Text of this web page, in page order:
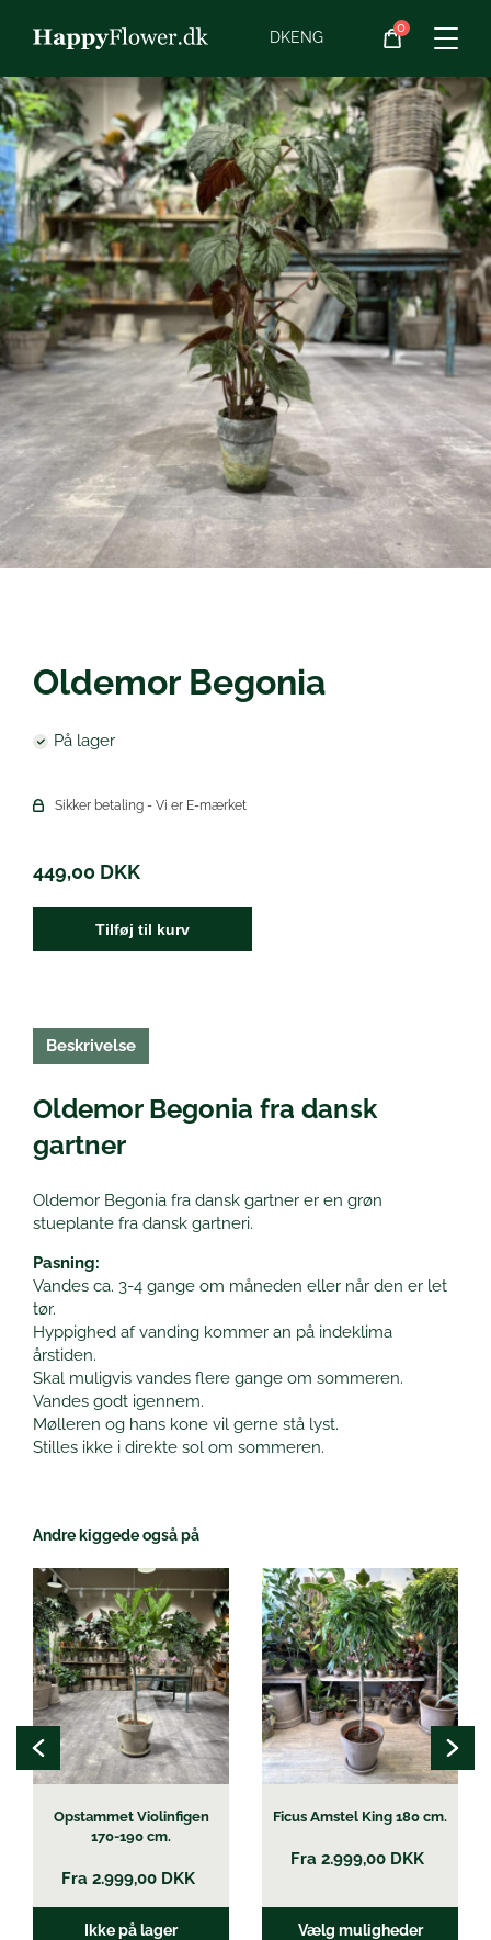
Blomster
Blomster­abonnement
Begravelse
Planter
Gaveideer
Chokolade
Vin
Øl
DKENG
0
Oldemor Begonia
På lager
Sikker betaling - Vi er E-mærket
449,00 DKK
Tilføj til kurv
Beskrivelse
Oldemor Begonia fra dansk
gartner
Oldemor Begonia fra dansk gartner er en grøn
stueplante fra dansk gartneri.
Pasning:
Vandes ca. 3-4 gange om måneden eller når den er let
tør.
Hyppighed af vanding kommer an på indeklima
årstiden.
Skal muligvis vandes flere gange om sommeren.
Vandes godt igennem.
Mølleren og hans kone vil gerne stå lyst.
Stilles ikke i direkte sol om sommeren.
Andre kiggede også på
Opstammet Violinfigen
170-190 cm.
Fra 2.999,00 DKK
Ikke på lager
Dette
vare
har
flere
varianter.
Mulighederne
kan
vælges
på
varesiden
Ficus Amstel King 180 cm.
Fra 2.999,00 DKK
Vælg muligheder
Dette
vare
har
flere
varianter.
Mulighederne
kan
vælges
på
varesiden